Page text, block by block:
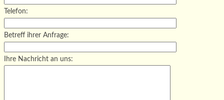
Telefon:
Betreff ihrer Anfrage:
Ihre Nachricht an uns: